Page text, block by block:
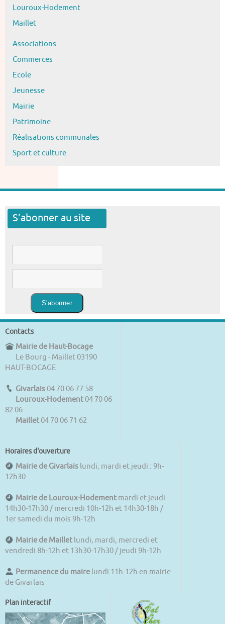
Louroux-Hodement
Maillet
Associations
Commerces
Ecole
Jeunesse
Mairie
Patrimoine
Réalisations communales
Sport et culture
S’abonner au site
Contacts
Mairie de Haut-Bocage
Le Bourg - Maillet 03190
HAUT-BOCAGE
Givarlais 04 70 06 77 58
Louroux-Hodement 04 70 06
82 06
Maillet 04 70 06 71 62
Horaires d'ouverture
Mairie de Givarlais lundi, mardi et jeudi : 9h-
12h30
Mairie de Louroux-Hodement mardi et jeudi
14h30-17h30 / mercredi 10h-12h et 14h30-18h /
1er samedi du mois 9h-12h
Mairie de Maillet lundi, mardi, mercredi et
vendredi 8h-12h et 13h30-17h30 / jeudi 9h-12h
Permanence du maire lundi 11h-12h en mairie
de Givarlais
Plan interactif